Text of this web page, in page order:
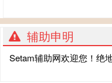
辅助申明
Setam辅助网欢迎您！绝